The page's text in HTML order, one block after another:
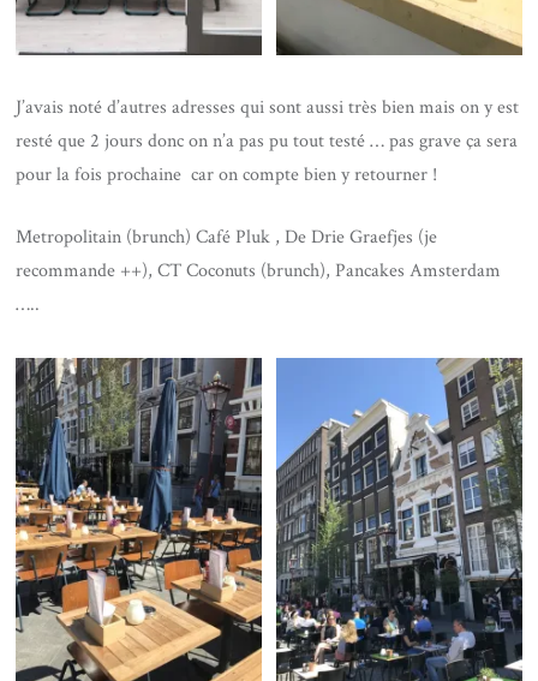
J’avais noté d’autres adresses qui sont aussi très bien mais on y est
resté que 2 jours donc on n’a pas pu tout testé … pas grave ça sera
pour la fois prochaine car on compte bien y retourner !
Metropolitain (brunch) Café Pluk , De Drie Graefjes (je
recommande ++), CT Coconuts (brunch), Pancakes Amsterdam
…..